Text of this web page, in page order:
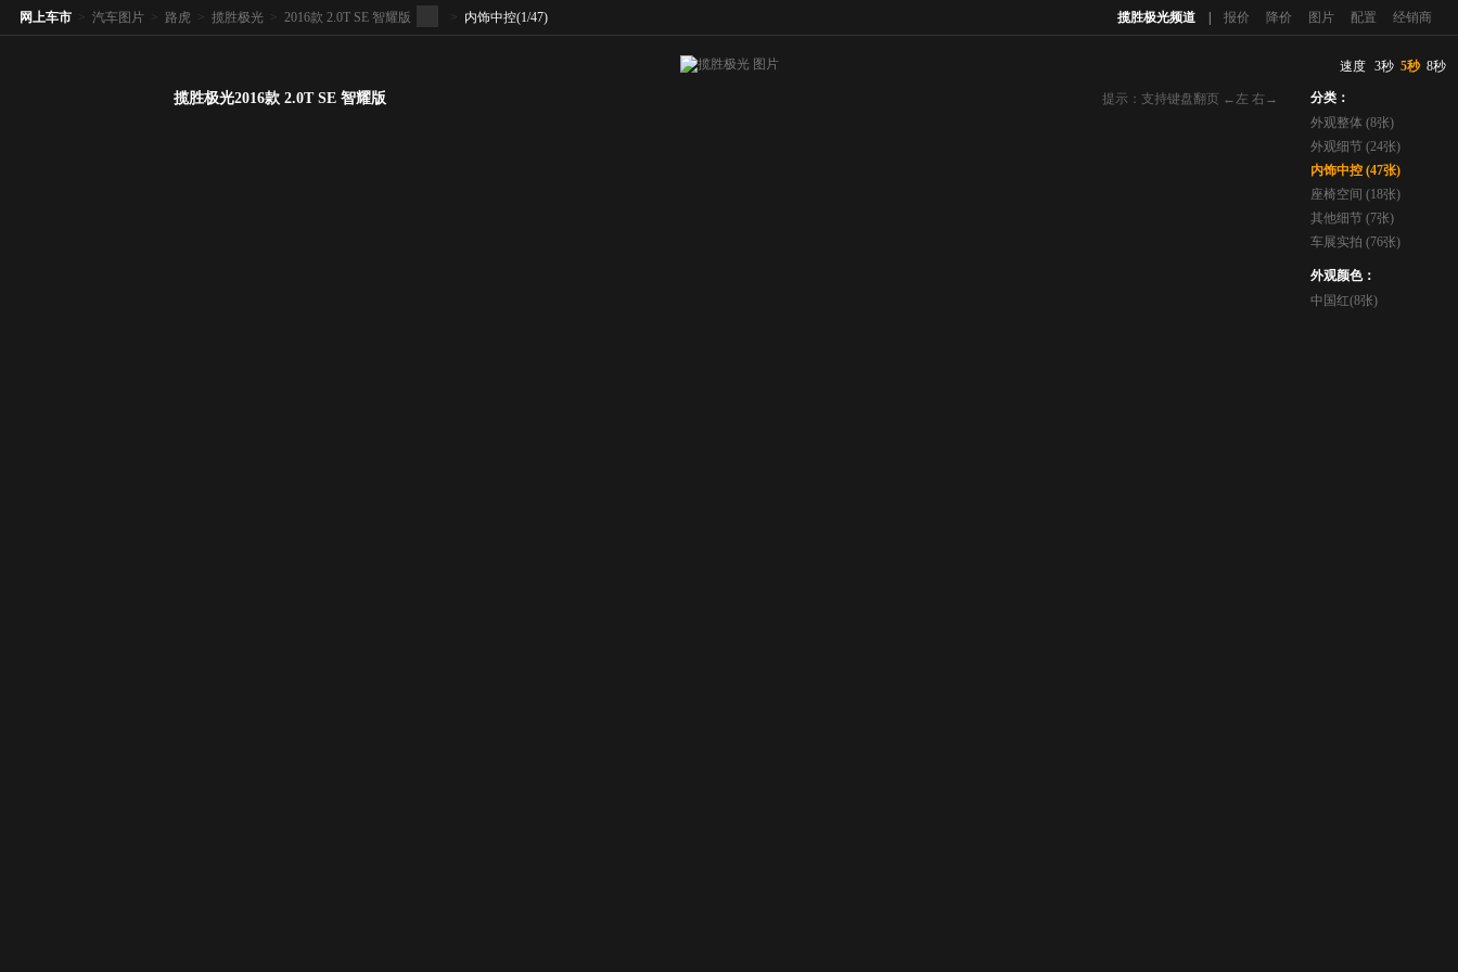
揽胜极光频道 报价 降价 图片 配置 经销商
网上车市 > 汽车图片 > 路虎 > 揽胜极光 > 2016款 2.0T SE 智耀版 > 内饰中控(1/47)
提示：支持键盘翻页 ←左 右→
揽胜极光2016款 2.0T SE 智耀版
速度 3秒 5秒 8秒
分类：
外观整体 (8张)
外观细节 (24张)
内饰中控 (47张)
座椅空间 (18张)
其他细节 (7张)
车展实拍 (76张)
外观颜色：
中国红(8张)